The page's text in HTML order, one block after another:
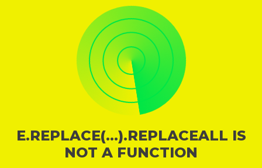
E.REPLACE(...).REPLACEALL IS
NOT A FUNCTION